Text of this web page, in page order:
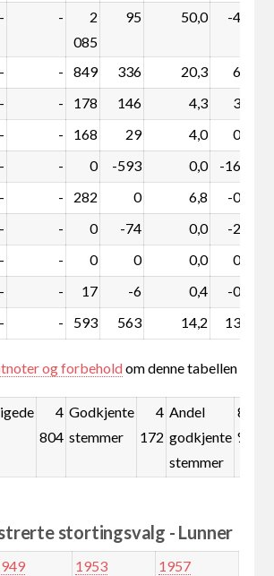
- -
2
085
95 50,0 -4,2
- - 849 336 20,3 6,4
- - 178 146 4,3 3,4
- - 168 29 4,0 0,2
- - 0 -593 0,0 -16,1
- - 282 0 6,8 -0,9
- - 0 -74 0,0 -2,0
- - 0 0 0,0 0,0
- - 17 -6 0,4 -0,2
- - 593 563 14,2 13,4
og forbeholdom denne tabellen
4
804
Godkjente
stemmer
4
172
Andel
godkjente
stemmer
86,8
%
stortingsvalg - Lunner
1953
1957